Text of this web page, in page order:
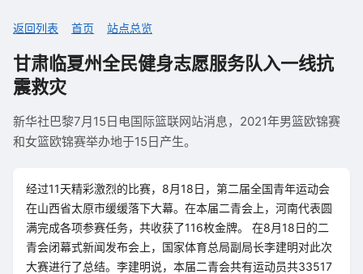
返回列表 首页 站点总览
甘肃临夏州全民健身志愿服务队入一线抗
震救灾
新华社巴黎7月15日电国际篮联网站消息，2021年男篮欧锦赛
和女篮欧锦赛举办地于15日产生。
经过11天精彩激烈的比赛，8月18日，第二届全国青年运动会
在山西省太原市缓缓落下大幕。在本届二青会上，河南代表圆
满完成各项参赛任务，共收获了116枚金牌。 在8月18日的二
青会闭幕式新闻发布会上，国家体育总局副局长李建明对此次
大赛进行了总结。李建明说，本届二青会共有运动员共33517